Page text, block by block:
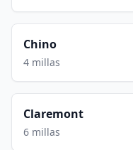
Chino
4 millas
Claremont
6 millas